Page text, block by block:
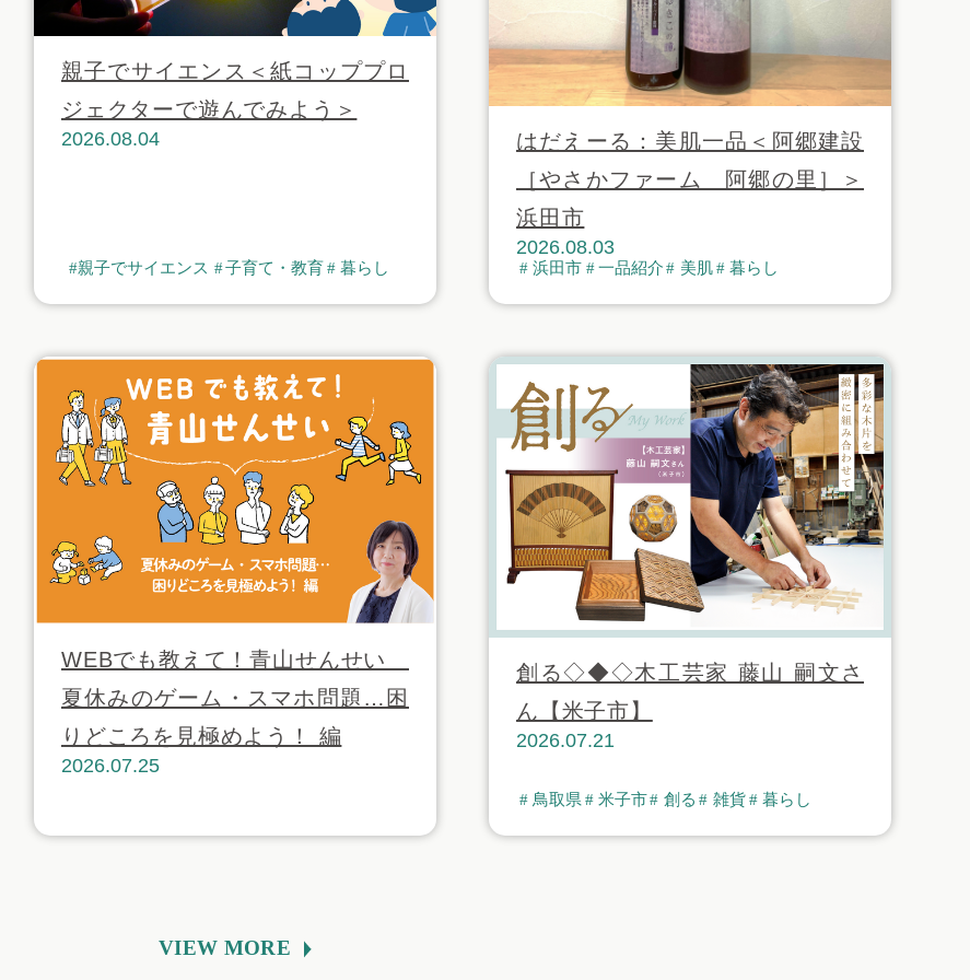
親子でサイエンス＜紙コッププロ
ジェクターで遊んでみよう＞
2026.08.04
親子でサイエンス 子育て・教育 暮らし
はだえーる：美肌一品＜阿郷建設
［やさかファーム 阿郷の里］＞
浜田市
2026.08.03
浜田市 一品紹介 美肌 暮らし
WEBでも教えて！青山せんせい
夏休みのゲーム・スマホ問題…困
りどころを見極めよう！ 編
2026.07.25
創る◇◆◇木工芸家 藤山 嗣文さ
ん【米子市】
2026.07.21
鳥取県 米子市 創る 雑貨 暮らし
VIEW MORE